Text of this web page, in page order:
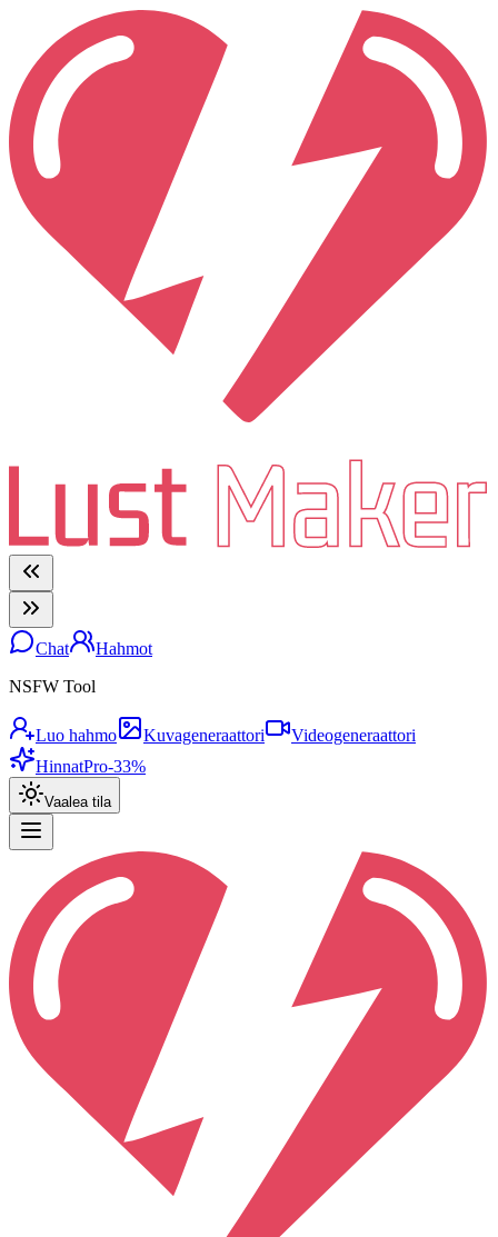
Chat
Hahmot
NSFW Tool
Luo hahmo Kuvageneraattori
Videogeneraattori
HinnatPro-33%
Vaalea tila